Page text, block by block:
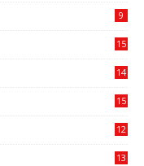
9
15
14
15
12
13